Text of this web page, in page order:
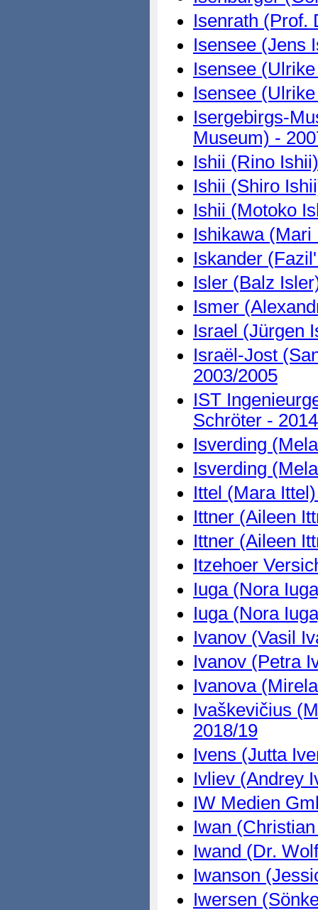
Isenrath (Prof.
Isensee (Jens
Isensee
Isensee
Isergebirgs-
Museum) -
Ishii (Rino
Ishii (Shiro
Ishii (Motoko
Ishikawa (Mari
Iskander
Isler (Balz
Ismer
Israel (Jürgen
Israël-Jost
2003/2005
IST
Schröter - 2014
Isverding
Isverding
Ittel (Mara
Ittner (Aileen
Ittner (Aileen
Itzehoer
Iuga (Nora
Iuga (Nora
Ivanov (Vasil
Ivanov (Petra
Ivanova
Ivaškevičius
2018/19
Ivens (Jutta
Ivliev (Andrey
IW Medien
Iwan
Iwand (Dr.
Iwanson
Iwersen